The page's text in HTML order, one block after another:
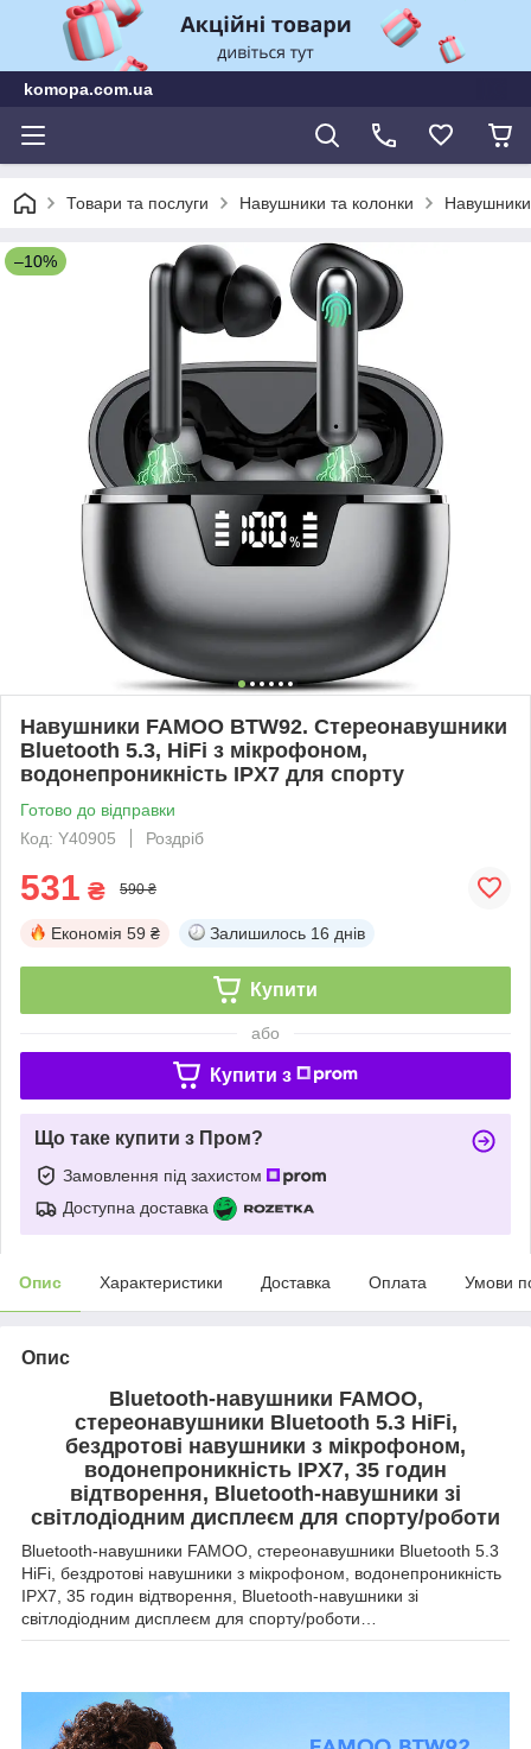
komopa.com.ua
Товари та послуги Навушники та колонки
–10%
Навушники FAMOO BTW92. Стереонавушники
Bluetooth 5.3, HiFi з мікрофоном,
водонепроникність IPX7 для спорту
Готово до відправки
Код: Y40905
Роздріб
531 ₴ 590 ₴
Економія 59 ₴ Залишилось 16 днів
Купити
або
Купити з
Що таке купити з Пром?
Замовлення під захистом
Доступна доставка
Опис Характеристики Доставка Оплата Умови
Опис
Bluetooth-навушники FAMOO,
стереонавушники Bluetooth 5.3 HiFi,
бездротові навушники з мікрофоном,
водонепроникність IPX7, 35 годин
відтворення, Bluetooth-навушники зі
світлодіодним дисплеєм для спорту/роботи
Bluetooth-навушники FAMOO, стереонавушники Bluetooth 5.3
HiFi, бездротові навушники з мікрофоном, водонепроникність
IPX7, 35 годин відтворення, Bluetooth-навушники зі
світлодіодним дисплеєм для спорту/роботи…